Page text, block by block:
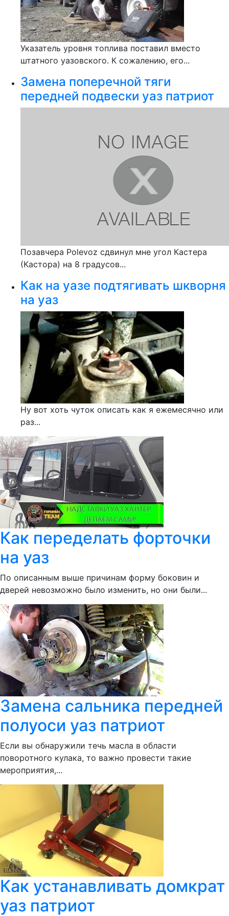
Указатель уровня топлива поставил вместо
штатного уазовского. К сожалению, его...
Замена поперечной тяги
передней подвески уаз патриот
Позавчера Polevoz сдвинул мне угол Кастера
(Кастора) на 8 градусов...
Как на уазе подтягивать шкворня
на уаз
Ну вот хоть чуток описать как я ежемесячно или
раз...
Как переделать форточки
на уаз
По описанным выше причинам форму боковин и
дверей невозможно было изменить, но они были...
Замена сальника передней
полуоси уаз патриот
Если вы обнаружили течь масла в области
поворотного кулака, то важно провести такие
мероприятия,...
Как устанавливать домкрат
уаз патриот